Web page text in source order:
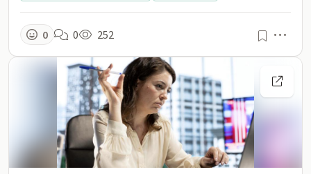
0 0 252